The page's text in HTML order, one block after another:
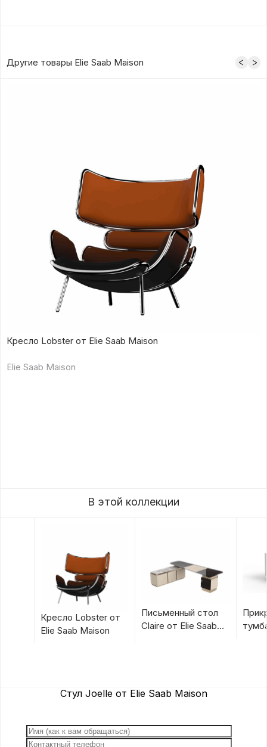
Другие товары Elie Saab Maison
Кресло Lobster от Elie Saab Maison
Elie Saab Maison
В этой коллекции
Кресло Lobster от
Elie Saab Maison
Письменный стол
Claire от Elie Saab
Стул Joelle от Elie Saab Maison